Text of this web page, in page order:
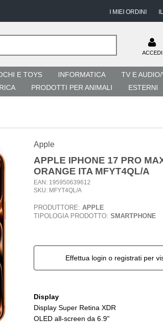
I MIEI ORDINI
ACCEDI
E TOYS INFORMATICA TV E
PRODOTTI PER ANIMALI ESTERNI
Apple
APPLE IPHONE 17 PRO
ORANGE ITA MFYT4QL/A
EAN: 195950639612
SKU: MFYT4QL/A
PRODUTTORE: APPLE
TIPOLOGIA PRODOTTO: SMARTPHONE
Effettua login o registrati per
Display
Display Super Retina XDR
OLED all-screen da 6.9"